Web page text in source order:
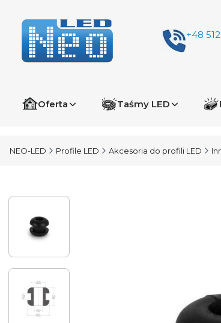
+48
Oferta Taśmy LED
NEO-LED Profile LED Akcesoria do profili LED